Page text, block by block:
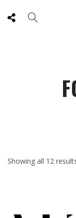
Showing all 12